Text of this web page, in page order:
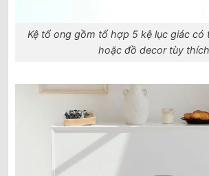
Kệ tổ ong gồm tổ hợp 5 kệ lục giác có
hoặc đồ decor tùy thích